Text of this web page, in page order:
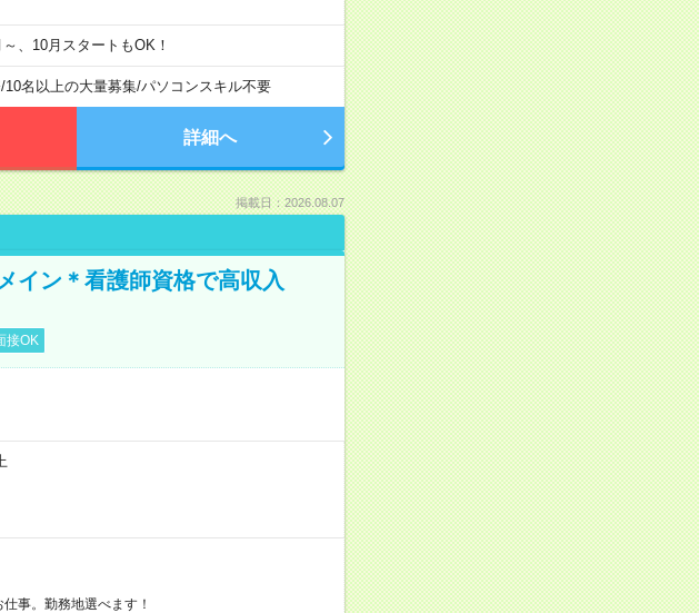
、10月スタートもOK！
/10名以上の大量募集/パソコンスキル不要
詳細へ
掲載日：2026.08.07
ン＊看護師資格で高収入
接OK
事。勤務地選べます！